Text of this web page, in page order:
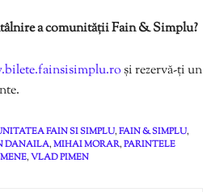
a comunității Fain & Simplu?
și rezervă-ți un
FAIN SI SIMPLU,FAIN & SIMPLU,
DANAILA,MIHAI MORAR,PARINTELE
,VLAD PIMEN